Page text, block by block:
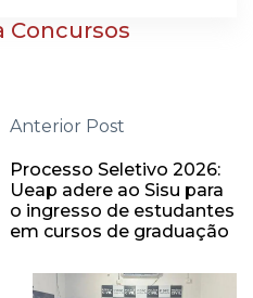
Concursos
Anterior Post
Processo Seletivo 2026:
Ueap adere ao Sisu para
o ingresso de estudantes
em cursos de graduação